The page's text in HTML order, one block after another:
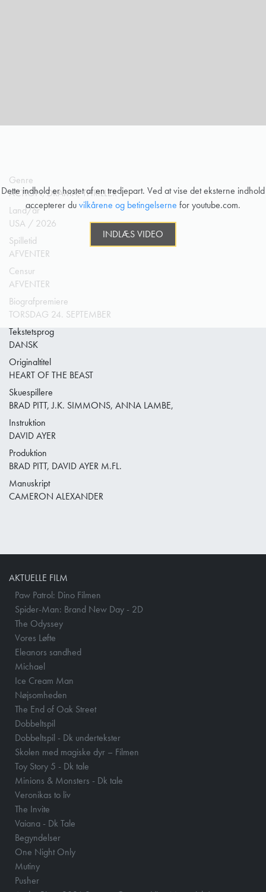
Dette indhold er hostet af en tredjepart. Ved at vise det eksterne indhold
accepterer duvilkårene og betingelserne for youtube.com.
INDLÆS VIDEO
Genre
ACTION, DRAMA, THRILLER
Land/år
USA / 2026
Spilletid
AFVENTER
Censur
AFVENTER
Biografpremiere
TORSDAG 24. SEPTEMBER
Tekstetsprog
DANSK
Originaltitel
HEART OF THE BEAST
Skuespillere
BRAD PITT, J.K. SIMMONS, ANNA LAMBE,
Instruktion
DAVID AYER
Produktion
BRAD PITT, DAVID AYER M.FL.
Manuskript
CAMERON ALEXANDER
AKTUELLE FILM
Paw Patrol: Dino Filmen
Spider-Man: Brand New Day - 2D
The Odyssey
Vores Løfte
Eleanors sandhed
Michael
Ice Cream Man
Nøjsomheden
The End of Oak Street
Dobbeltspil
Dobbeltspil - Dk undertekster
Skolen med magiske dyr – Filmen
Toy Story 5 - Dk tale
Minions & Monsters - Dk tale
Veronikas to liv
The Invite
Vaiana - Dk Tale
Begyndelser
One Night Only
Mutiny
Pusher